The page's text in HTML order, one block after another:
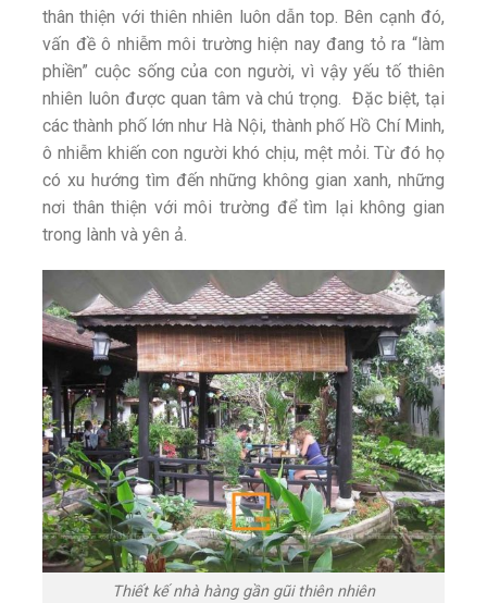
thân thiện với thiên nhiên luôn dẫn top. Bên cạnh đó,
vấn đề ô nhiễm môi trường hiện nay đang tỏ ra “làm
phiền” cuộc sống của con người, vì vậy yếu tố thiên
nhiên luôn được quan tâm và chú trọng. Đặc biệt, tại
các thành phố lớn như Hà Nội, thành phố Hồ Chí Minh,
ô nhiễm khiến con người khó chịu, mệt mỏi. Từ đó họ
có xu hướng tìm đến những không gian xanh, những
nơi thân thiện với môi trường để tìm lại không gian
trong lành và yên ả.
Thiết kế nhà hàng gần gũi thiên nhiên